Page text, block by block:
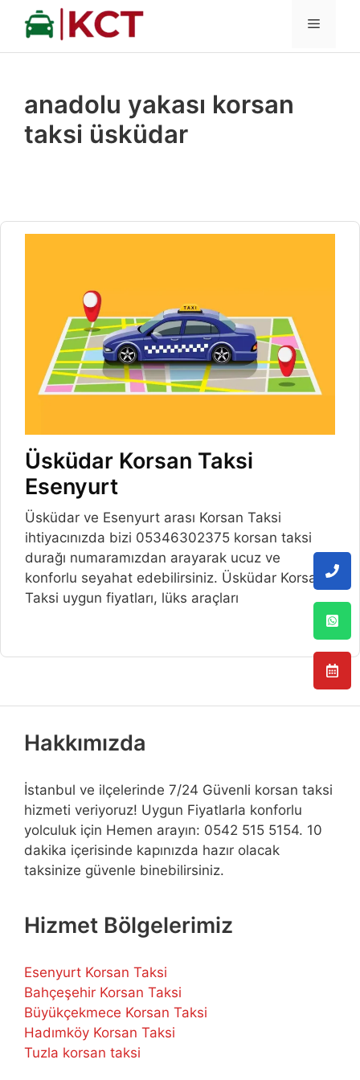
İçeriğe
MENÜ
anadolu yakası korsan
taksi üsküdar
Üsküdar Korsan Taksi
Esenyurt
Üsküdar ve Esenyurt arası Korsan Taksi
ihtiyacınızda bizi 05346302375 korsan taksi
durağı numaramızdan arayarak ucuz ve
konforlu seyahat edebilirsiniz. Üsküdar Korsan
Taksi uygun fiyatları, lüks araçları
Hakkımızda
İstanbul ve ilçelerinde 7/24 Güvenli korsan taksi
hizmeti veriyoruz! Uygun Fiyatlarla konforlu
yolculuk için Hemen arayın: 0542 515 5154. 10
dakika içerisinde kapınızda hazır olacak
taksinize güvenle binebilirsiniz.
Hizmet Bölgelerimiz
Esenyurt Korsan Taksi
Bahçeşehir Korsan Taksi
Büyükçekmece Korsan Taksi
Hadımköy Korsan Taksi
Tuzla korsan taksi